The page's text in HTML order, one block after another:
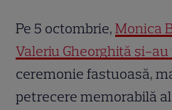
Pe 5 octombrie,Monica
Valeriu Gheorghiță și-
ceremonie fastuoasă,
petrecere memorabilă